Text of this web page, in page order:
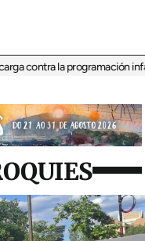
la programación infantil